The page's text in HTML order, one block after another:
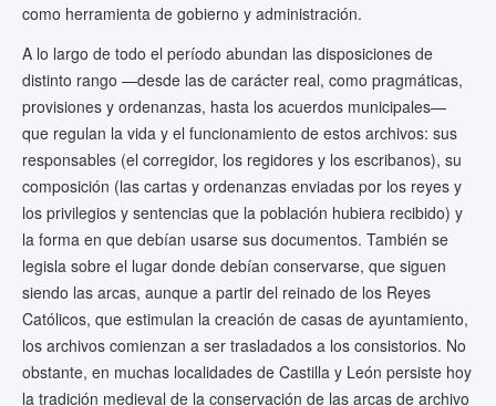
como herramienta de gobierno y administración.
A lo largo de todo el período abundan las disposiciones de
distinto rango —desde las de carácter real, como pragmáticas,
provisiones y ordenanzas, hasta los acuerdos municipales—
que regulan la vida y el funcionamiento de estos archivos: sus
responsables (el corregidor, los regidores y los escribanos), su
composición (las cartas y ordenanzas enviadas por los reyes y
los privilegios y sentencias que la población hubiera recibido) y
la forma en que debían usarse sus documentos. También se
legisla sobre el lugar donde debían conservarse, que siguen
siendo las arcas, aunque a partir del reinado de los Reyes
Católicos, que estimulan la creación de casas de ayuntamiento,
los archivos comienzan a ser trasladados a los consistorios. No
obstante, en muchas localidades de Castilla y León persiste hoy
la tradición medieval de la conservación de las arcas de archivo